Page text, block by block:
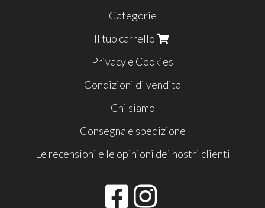
Categorie
Il tuo carrello
Privacy e Cookies
Condizioni di vendita
Chi siamo
Consegna e spedizione
Le recensioni e le opinioni dei nostri clienti